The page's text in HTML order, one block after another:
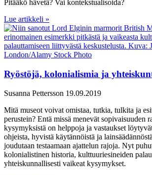
Pitääkö hävetä? Vai kontekstualisoida?
Lue artikkeli »
Ryöstöjä, kolonialismia ja
Susanna Pettersson 19.09.2019
Mitä museot voivat omistaa, tutkia, tulkita ja
perustein? Entä missä menevät sopivaisuuden
kysymyksistä on helppoja ja vastaukset
ohjeista, hyvistä käytännöistä ja
joudutaan testaamaan ajattelun rajoja. Nyt
kolonialistinen historia, kulttuuriesineiden
yhteiskunnallisesti vaikeat kysymykset.